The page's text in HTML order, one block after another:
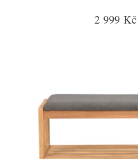
2 999 Kč